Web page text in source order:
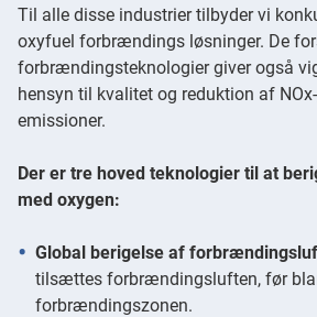
Til alle disse industrier tilbyder vi
oxyfuel forbrændings løsninger. De
forbrændingsteknologier giver også
hensyn til kvalitet og reduktion af NOx-
emissioner.
Der er tre hoved teknologier til at
med oxygen:
Global berigelse af
tilsættes forbrændingsluften, før
forbrændingszonen.